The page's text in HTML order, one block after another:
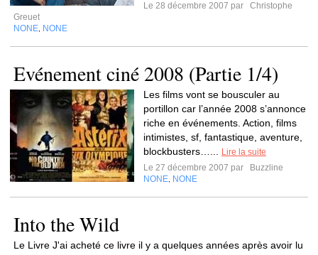
Le 28 décembre 2007 par
Christophe
Greuet
NONE NONE
Evénement ciné 2008 (Partie 1/4)
Les films vont se bousculer au
portillon car l’année 2008 s’annonce
riche en événements. Action, films
intimistes, sf, fantastique, aventure,
blockbusters…...
Lire la suite
Le 27 décembre 2007 par
Buzzline
NONE NONE
Into the Wild
Le Livre J'ai acheté ce livre il y a quelques années après avoir lu